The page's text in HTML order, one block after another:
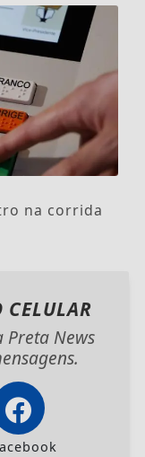
na corrida
CELULAR
Preta News